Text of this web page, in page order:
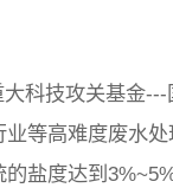
科技攻关基金---
等高难度废水
盐度达到